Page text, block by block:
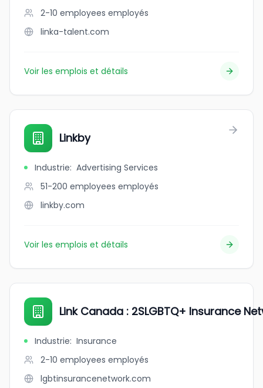
2-10 employees employés
linka-talent.com
Voir les emplois et détails
Linkby
Industrie: Advertising Services
51-200 employees employés
linkby.com
Voir les emplois et détails
Link Canada : 2SLGBTQ+ Insurance
Industrie: Insurance
2-10 employees employés
lgbtinsurancenetwork.com